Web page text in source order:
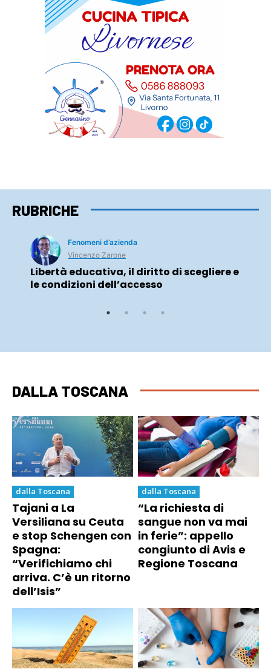
RUBRICHE
Fenomeni d’azienda
Vincenzo Zarone
Libertà educativa, il diritto di scegliere e
le condizioni dell’accesso
DALLA TOSCANA
dalla Toscana
Tajani a La
Versiliana su Ceuta
e stop Schengen con
Spagna:
“Verifichiamo chi
arriva. C’è un ritorno
dell’Isis”
dalla Toscana
“La richiesta di
sangue non va mai
in ferie”: appello
congiunto di Avis e
Regione Toscana